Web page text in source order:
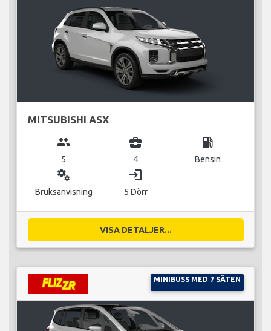
MITSUBISHI ASX
group
5
business_center
4
local_gas_station
Bensin
miscellaneous_services
Bruksanvisning
login
5 Dörr
VISA DETALJER...
MINIBUSS MED 7 SÄTEN